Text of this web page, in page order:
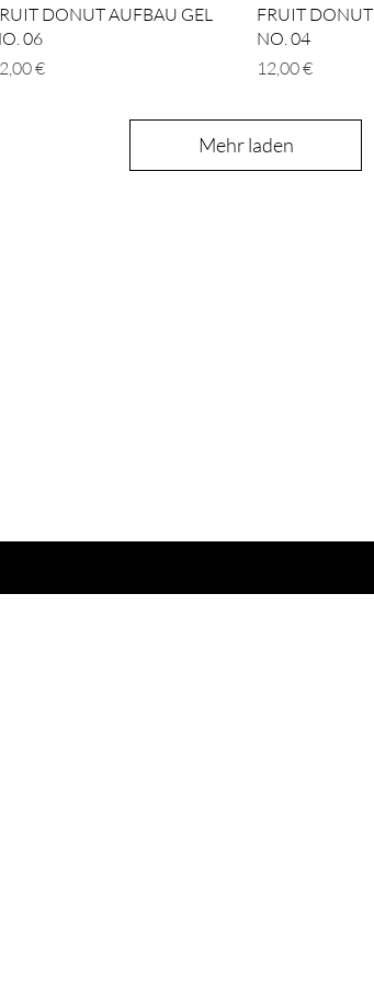
Schnellansicht
DONUT AUFBAU GEL
06
€
FRUIT
NO. 04
Preis
12,00 €
Mehr laden